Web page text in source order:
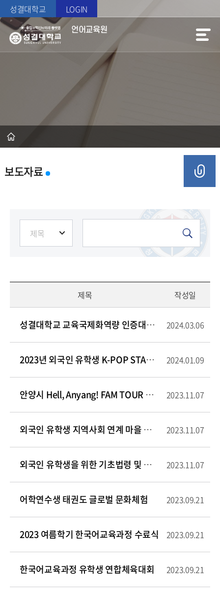
성결대학교 LOGIN
언어교육원
보도자료
제목 작성일
성결대학교 교육국제화역량 인증대학 선정 2024.03.06
2023년 외국인 유학생 K-POP STAR FESTIVAL 2024.01.09
안양시 Hell, Anyang! FAM TOUR 참여 2023.11.07
외국인 유학생 지역사회 연계 마을 쓰담 걷기 “ZERO MANAN” 동행 행사 참여 2023.11.07
외국인 유학생을 위한 기초법령 및 성희롱·성폭력 예방 교육 2023.11.07
어학연수생 태권도 글로벌 문화체험 2023.09.21
2023 여름학기 한국어교육과정 수료식 2023.09.21
한국어교육과정 유학생 연합체육대회 2023.09.21